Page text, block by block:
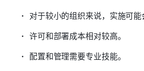
对于较小的组织来说，实施可能
许可和部署成本相对较高。
配置和管理需要专业技能。